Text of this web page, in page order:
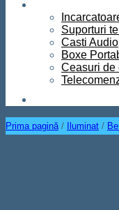
Suporturi
Casti Audio
Boxe
Ceasuri de
Prima pagină / Iluminat /